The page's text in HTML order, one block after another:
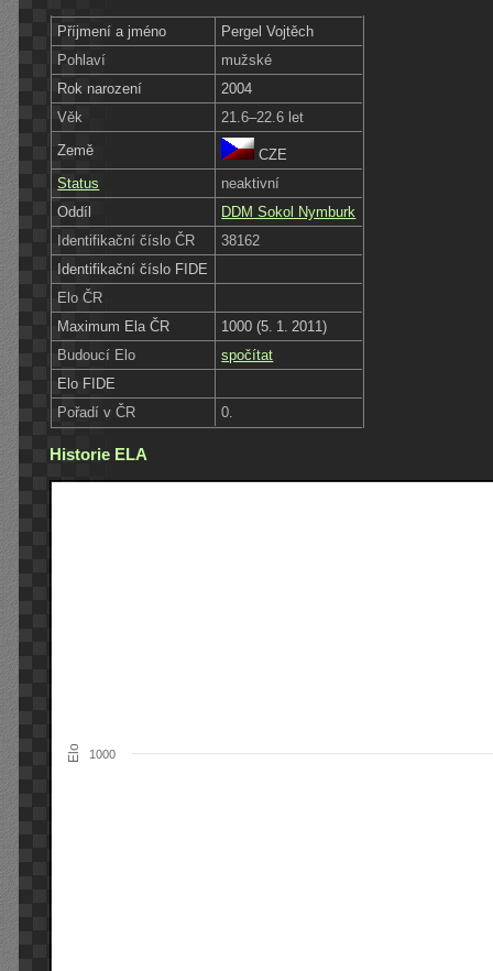
Příjmení a jméno
Pergel Vojtěch
Pohlaví
mužské
Rok narození
2004
Věk
21.6–22.6 let
Země
CZE
Status
neaktivní
Oddíl
DDM Sokol Nymburk
Identifikační číslo ČR
38162
Identifikační číslo FIDE
Elo ČR
Maximum Ela ČR
1000 (5. 1. 2011)
Budoucí Elo
spočítat
Elo FIDE
Pořadí v ČR
0.
Historie ELA
Elo 1000